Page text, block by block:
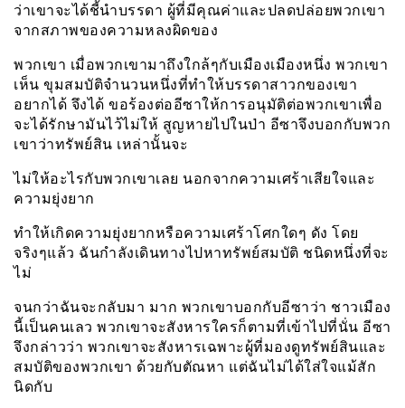
ว่าเขาจะได้ชี้นำบรรดา ผู้ที่มีคุณค่าและปลดปล่อยพวกเขา
จากสภาพของความหลงผิดของ
พวกเขา เมื่อพวกเขามาถึงใกล้ๆกับเมืองเมืองหนึ่ง พวกเขา
เห็น ขุมสมบัติจำนวนหนึ่งที่ทำให้บรรดาสาวกของเขา
อยากได้ จึงได้ ขอร้องต่ออีซาให้การอนุมัติต่อพวกเขาเพื่อ
จะได้รักษามันไว้ไม่ให้ สูญหายไปในป่า อีซาจึงบอกกับพวก
เขาว่าทรัพย์สิน เหล่านั้นจะ
ไม่ให้อะไรกับพวกเขาเลย นอกจากความเศร้าเสียใจและ
ความยุ่งยาก
ทำให้เกิดความยุ่งยากหรือความเศร้าโศกใดๆ ดัง โดย
จริงๆแล้ว ฉันกำลังเดินทางไปหาทรัพย์สมบัติ ชนิดหนึ่งที่จะ
ไม่
จนกว่าฉันจะกลับมา มาก พวกเขาบอกกับอีซาว่า ชาวเมือง
นี้เป็นคนเลว พวกเขาจะสังหารใครก็ตามที่เข้าไปที่นั่น อีซา
จึงกล่าวว่า พวกเขาจะสังหารเฉพาะผู้ที่มองดูทรัพย์สินและ
สมบัติของพวกเขา ด้วยกับตัณหา แต่ฉันไม่ได้ใส่ใจแม้สัก
นิดกับ